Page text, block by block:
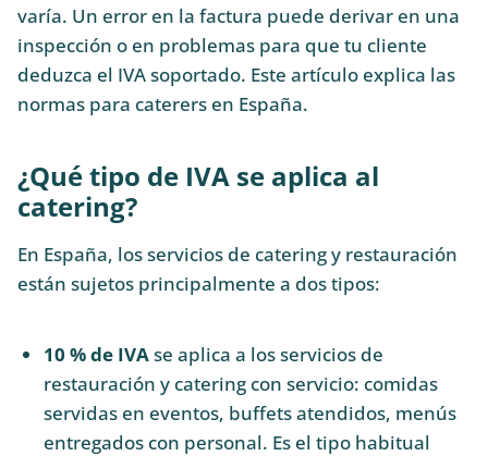
varía. Un error en la factura puede derivar en una
inspección o en problemas para que tu cliente
deduzca el IVA soportado. Este artículo explica las
normas para caterers en España.
¿Qué tipo de IVA se aplica al
catering?
En España, los servicios de catering y restauración
están sujetos principalmente a dos tipos:
10 % de IVAse aplica a los servicios de
restauración y catering con servicio: comidas
servidas en eventos, buffets atendidos, menús
entregados con personal. Es el tipo habitual